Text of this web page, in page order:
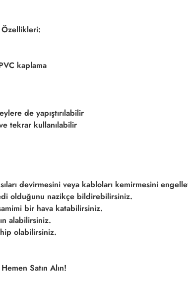
Özellikleri:
kaplama
de yapıştırılabilir
tekrar kullanılabilir
devirmesini veya kabloları kemirmesini
olduğunu nazikçe bildirebilirsiniz.
bir hava katabilirsiniz.
alabilirsiniz.
olabilirsiniz.
Satın Alın!